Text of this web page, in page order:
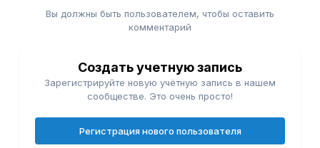
Вы должны быть пользователем, чтобы оставить
комментарий
Создать учетную запись
Зарегистрируйте новую учётную запись в нашем
сообществе. Это очень просто!
Регистрация нового пользователя